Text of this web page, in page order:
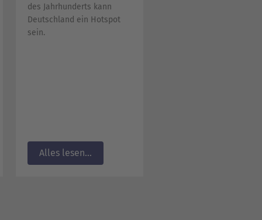
des Jahrhunderts kann
Deutschland ein Hotspot
sein.
Alles lesen...